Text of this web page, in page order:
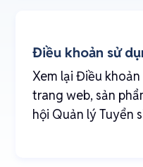
Điều khoản sử
Xem lại Điều
trang web, sản
hội Quản lý Tuyển